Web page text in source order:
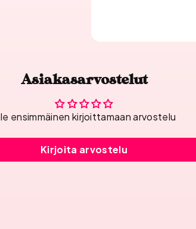
Asiakasarvostelut
ensimmäinen kirjoittamaan arvostelu
Kirjoita arvostelu